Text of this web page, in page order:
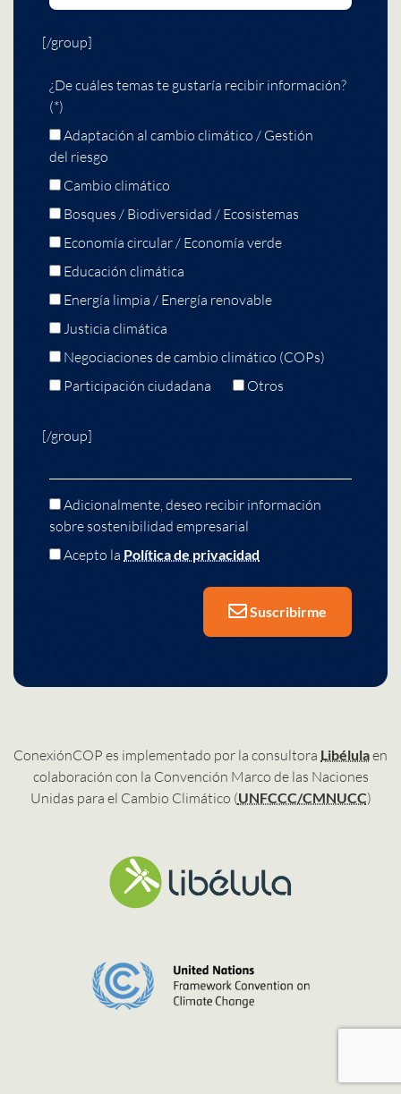
[/group]
¿De cuáles temas te gustaría recibir información?
(*)
Adaptación al cambio climático / Gestión
del riesgo
Cambio climático
Bosques / Biodiversidad / Ecosistemas
Economía circular / Economía verde
Educación climática
Energía limpia / Energía renovable
Justicia climática
Negociaciones de cambio climático (COPs)
Participación ciudadana
Otros
[/group]
Adicionalmente, deseo recibir información
sobre sostenibilidad empresarial
Acepto la Política de privacidad
Suscribirme
ConexiónCOP es implementado por la consultora Libélulaen
colaboración con la Convención Marco de las Naciones
Unidas para el Cambio Climático (UNFCCC/CMNUCC)